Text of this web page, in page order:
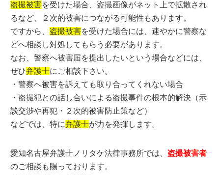
盗撮被害を受けた場合、盗撮画像がネット上で拡散され
るなど、２次的被害につながる可能性もあります。
ですから、 盗撮被害を受けた場合には、速やかに警察な
どへ相談し対処してもらう必要があります。
なお、警察へ被害届を提出したいという場合などには、
ぜひ弁護士にご相談下さい。
・警察へ被害を訴えても取り合ってくれない場合
・盗撮犯との話し合いによる盗撮事件の根本的解決（示
談交渉や再犯・２次的被害防止策など）
などでは、特に弁護士が力を発揮します。
愛知名古屋弁護士ノリタケ法律事務所では、盗撮被害者
のご相談も賜っております。